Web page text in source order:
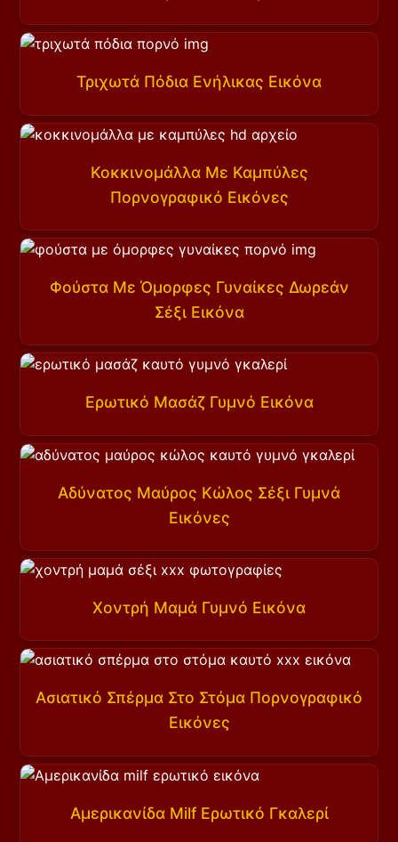
Τριχωτά Πόδια Ενήλικας Εικόνα
Κοκκινομάλλα Με Καμπύλες
Πορνογραφικό Εικόνες
Φούστα Με Όμορφες Γυναίκες Δωρεάν
Σέξι Εικόνα
Ερωτικό Μασάζ Γυμνό Εικόνα
Αδύνατος Μαύρος Κώλος Σέξι Γυμνά
Εικόνες
Χοντρή Μαμά Γυμνό Εικόνα
Ασιατικό Σπέρμα Στο Στόμα Πορνογραφικό
Εικόνες
Αμερικανίδα Milf Ερωτικό Γκαλερί